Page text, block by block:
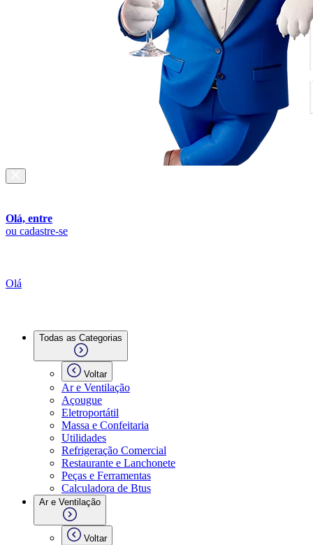
Olá, entre
ou cadastre-se
Olá
Todas as Categorias
Voltar
Ar e Ventilação
Açougue
Eletroportátil
Massa e Confeitaria
Utilidades
Refrigeração Comercial
Restaurante e Lanchonete
Peças e Ferramentas
Calculadora de Btus
Ar e Ventilação
Voltar